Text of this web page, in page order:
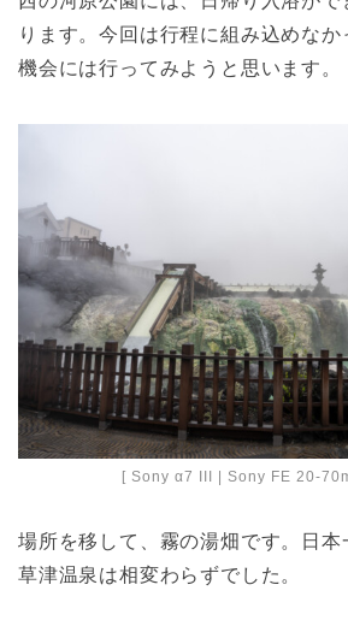
ります。今回は行程に組み込めな
機会には行ってみようと思います。
[ Sony α7 III | Sony FE 20-
場所を移して、霧の湯畑です。日本
草津温泉は相変わらずでした。